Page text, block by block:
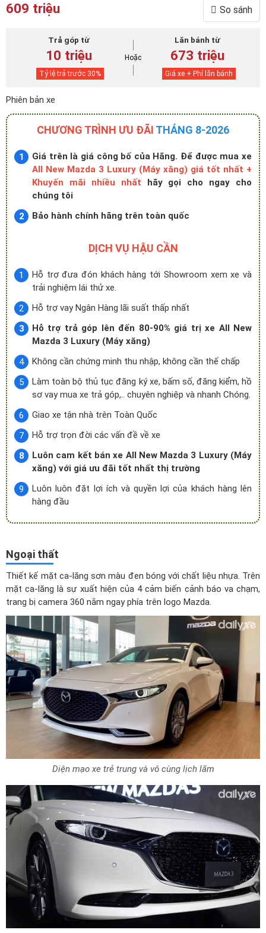
609 triệu So sánh
Trả góp từ
10 triệu
Tỷ lệ trả trước 30%
Hoặc
Lăn bánh từ
673 triệu
Giá xe + Phí lăn bánh
Phiên bản xe
CHƯƠNG TRÌNH ƯU ĐÃI THÁNG 8-2026
Giá trên là giá công bố của Hãng. Để được mua xe
All New Mazda 3 Luxury (Máy xăng) giá tốt nhất +
Khuyến mãi nhiều nhất hãy gọi cho ngay cho
chúng tôi
Bảo hành chính hãng trên toàn quốc
DỊCH VỤ HẬU CẦN
Hỗ trợ đưa đón khách hàng tới Showroom xem xe và
trải nghiệm lái thử xe.
Hỗ trợ vay Ngân Hàng lãi suất thấp nhất
Hỗ trợ trả góp lên đến 80-90% giá trị xe All New
Mazda 3 Luxury (Máy xăng)
Không cần chứng minh thu nhập, không cần thế chấp
Làm toàn bộ thủ tục đăng ký xe, bấm số, đăng kiểm, hồ
sơ vay mua xe trả góp,.. chuyên nghiệp và nhanh Chóng.
Giao xe tận nhà trên Toàn Quốc
Hỗ trợ trọn đời các vấn đề về xe
Luôn cam kết bán xe All New Mazda 3 Luxury (Máy
xăng) với giá ưu đãi tốt nhất thị trường
Luôn luôn đặt lợi ích và quyền lợi của khách hàng lên
hàng đầu
Ngoại thất
Thiết kế mặt ca-lăng sơn màu đen bóng với chất liệu nhựa. Trên
mặt ca-lăng là sự xuất hiện của 4 cảm biến cảnh báo va chạm,
trang bị camera 360 nằm ngay phía trên logo Mazda.
Diện mạo xe trẻ trung và vô cùng lịch lãm